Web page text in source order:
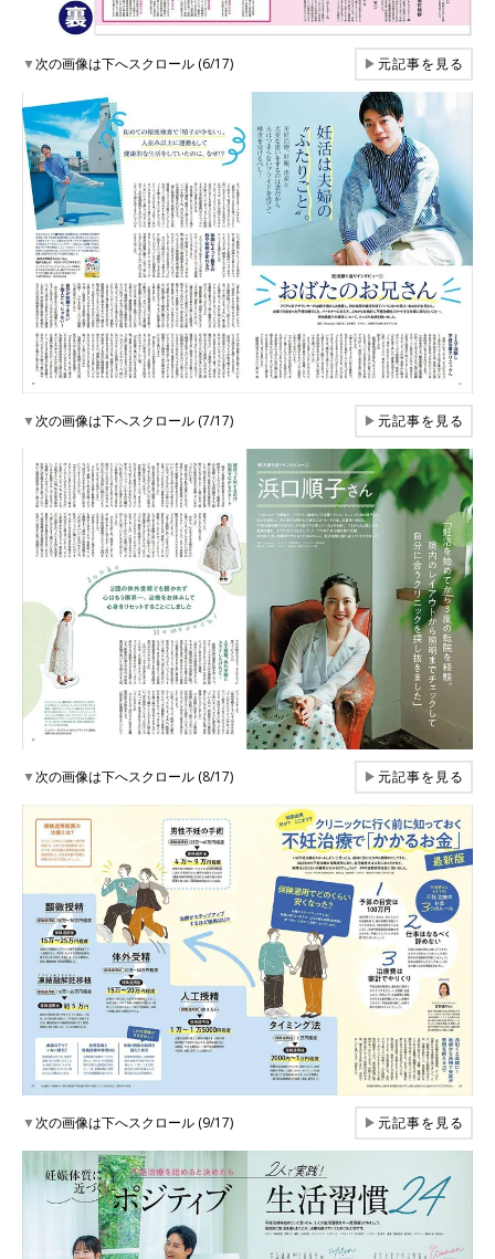
▼次の画像は下へスクロール (6/17) ▶元記事を見る
▼次の画像は下へスクロール (7/17) ▶元記事を見る
▼次の画像は下へスクロール (8/17) ▶元記事を見る
▼次の画像は下へスクロール (9/17) ▶元記事を見る